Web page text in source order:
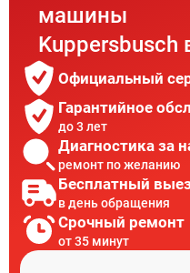
машины
Kuppersbusch
Официальный
Гарантийное
до 3 лет
Диагностика за
ремонт по желанию
Бесплатный
в день обращения
Срочный ремонт
от 35 минут